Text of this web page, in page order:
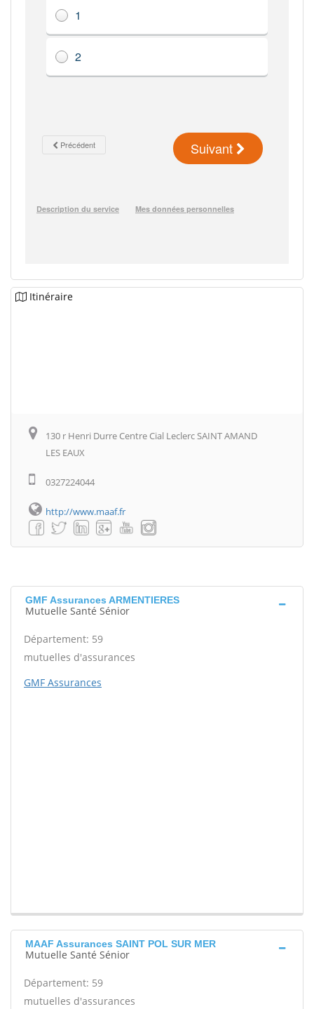
Itinéraire
130 r Henri Durre Centre Cial Leclerc SAINT AMAND
LES EAUX
0327224044
http://www.maaf.fr
GMF Assurances ARMENTIERES
Mutuelle Santé Sénior
Département: 59
mutuelles d'assurances
GMF Assurances
MAAF Assurances SAINT POL SUR MER
Mutuelle Santé Sénior
Département: 59
mutuelles d'assurances